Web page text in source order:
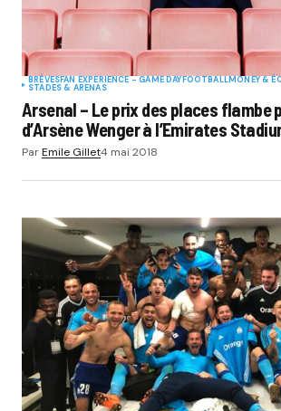
BRÈVESFAN EXPERIENCE - GAME DAYFOOTBALLMONEY &
STADES & ARENAS
Arsenal – Le prix des places flambe
d’Arsène Wenger à l’Emirates
ParEmile Gillet4 mai 2018